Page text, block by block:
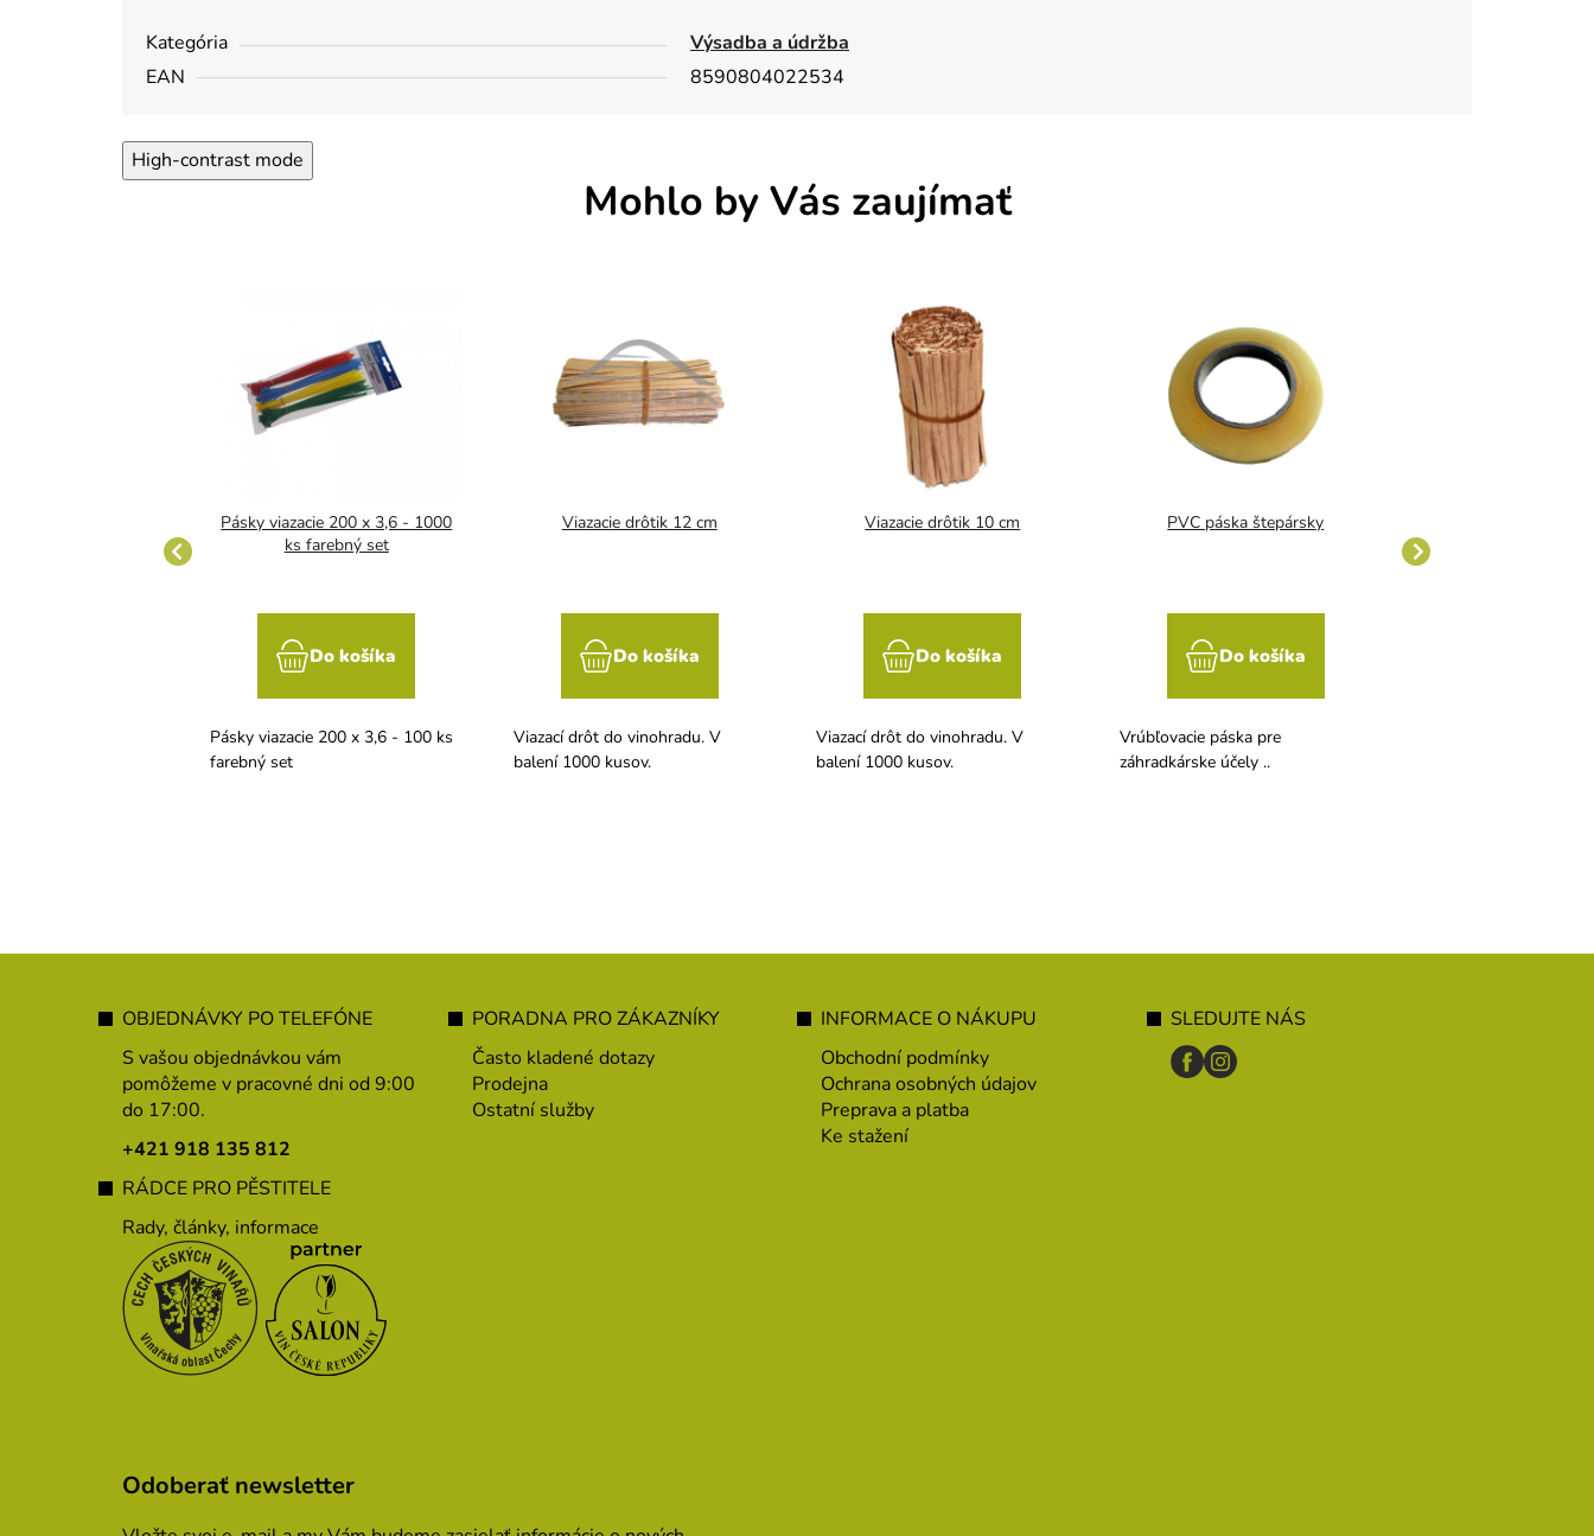
Kategória
Výsadba a údržba
EAN
8590804022534
High-contrast mode
Mohlo by Vás zaujímať
Pásky viazacie 200 x 3,6 - 1000
ks farebný set
Do košíka
Pásky viazacie 200 x 3,6 - 100 ks
farebný set
Viazacie drôtik 12 cm
Do košíka
Viazací drôt do vinohradu. V
balení 1000 kusov.
Viazacie drôtik 10 cm
Do košíka
Viazací drôt do vinohradu. V
balení 1000 kusov.
PVC páska štepársky
Do košíka
Vrúbľovacie páska pre
záhradkárske účely ..
OBJEDNÁVKY PO TELEFÓNE
S vašou objednávkou vám
pomôžeme v pracovné dni od 9:00
do 17:00.
+421 918 135 812
RÁDCE PRO PĚSTITELE
Rady, články, informace
PORADNA PRO ZÁKAZNÍKY
Často kladené dotazy
Prodejna
Ostatní služby
INFORMACE O NÁKUPU
Obchodní podmínky
Ochrana osobných údajov
Preprava a platba
Ke stažení
SLEDUJTE NÁS
Odoberať newsletter